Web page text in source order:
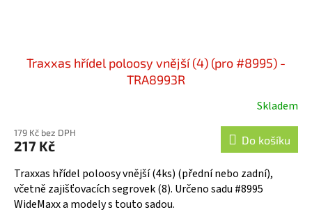
Traxxas hřídel poloosy vnější (4) (pro #8995) -
TRA8993R
Skladem
179 Kč bez DPH
217 Kč Do košíku
Traxxas hřídel poloosy vnější (4ks) (přední nebo zadní),
včetně zajišťovacích segrovek (8). Určeno sadu #8995
WideMaxx a modely s touto sadou.